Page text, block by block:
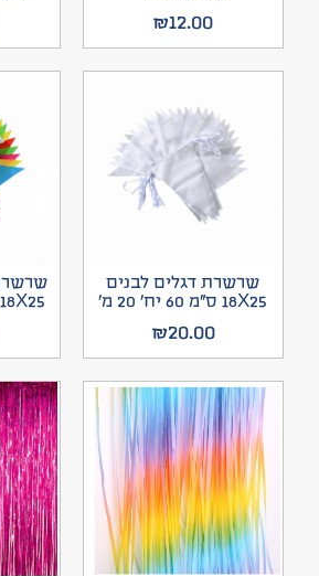
₪12.00
שרשרת דגלים לבנים
18X25 ס”מ 60 יח’ 20 מ’
₪20.00
18X25 ס”מ 60 יח’ 20 מ’